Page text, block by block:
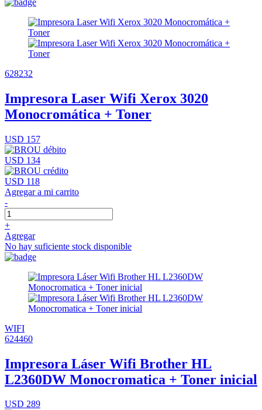
628232
Impresora Laser Wifi Xerox 3020
Monocromática + Toner
USD 157
USD 134
USD 118
Agregar a mi carrito
-
+
Agregar
No hay suficiente stock disponible
WIFI
624460
Impresora Láser Wifi Brother HL
L2360DW Monocromatica + Toner inicial
USD 289